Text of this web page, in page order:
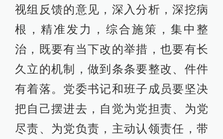
视组反馈的意见，深入分析，深挖病
根，精准发力，综合施策，集中整
治，既要有当下改的举措，也要有长
久立的机制，做到条条要整改、件件
有着落。党委书记和班子成员要坚决
把自己摆进去，自觉为党担责、为党
尽责、为党负责，主动认领责任，带